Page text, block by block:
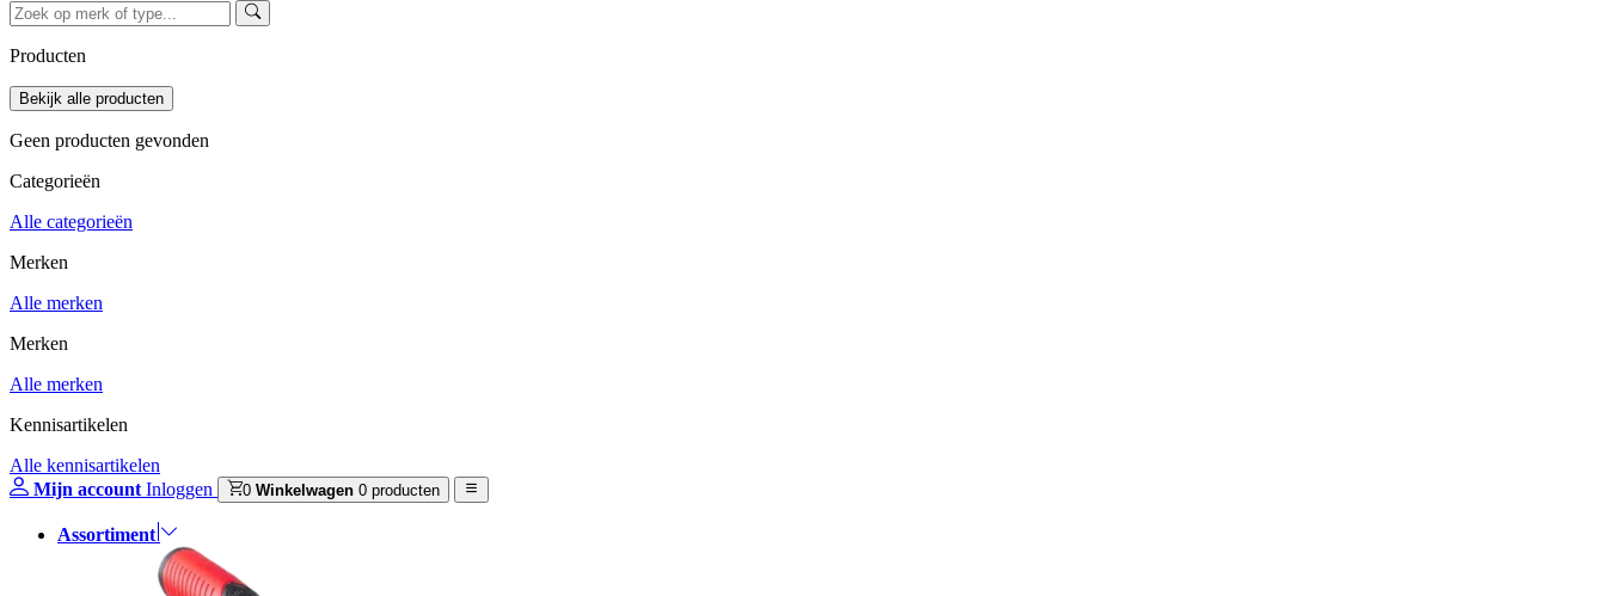
Producten
Geen producten gevonden
Categorieën
Alle categorieën
Merken
Alle merken
Merken
Alle merken
Kennisartikelen
Alle kennisartikelen
Mijn account Inloggen 0 Winkelwagen 0 producten
Assortiment